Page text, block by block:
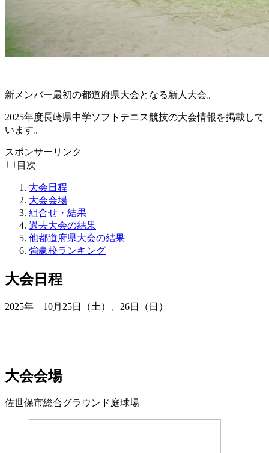
新メンバー最初の都道府県大会となる新人大会。
2025年度長崎県中学ソフトテニス競技の大会情報を掲載して
います。
スポンサーリンク
目次
大会日程
大会会場
組合せ・結果
過去大会の結果
他都道府県大会の結果
強豪校ランキング
大会日程
2025年 10月25日（土）、26日（日）
大会会場
佐世保市総合グラウンド庭球場